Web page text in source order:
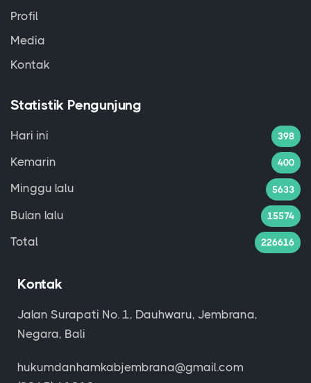
Profil
Media
Kontak
Statistik Pengunjung
Hari ini 398
Kemarin 400
Minggu lalu 5633
Bulan lalu 15574
Total 226616
Kontak
Jalan Surapati No. 1, Dauhwaru, Jembrana,
Negara, Bali
hukumdanhamkabjembrana@gmail.com